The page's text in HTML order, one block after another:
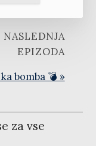
NASLEDNJA
EPIZODA
bomba 💣 »
za vse